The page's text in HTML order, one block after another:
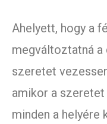
Ahelyett, hogy a
megváltoztatná a
szeretet
amikor a
minden a helyére